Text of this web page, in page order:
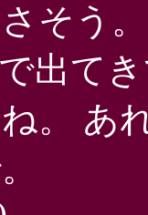
そう。
出て
。 あ